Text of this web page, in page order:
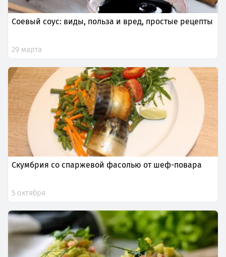
Соевый соус: виды, польза и вред, простые рецепты
29 марта
Скумбрия со спаржевой фасолью от шеф-повара
5 октября